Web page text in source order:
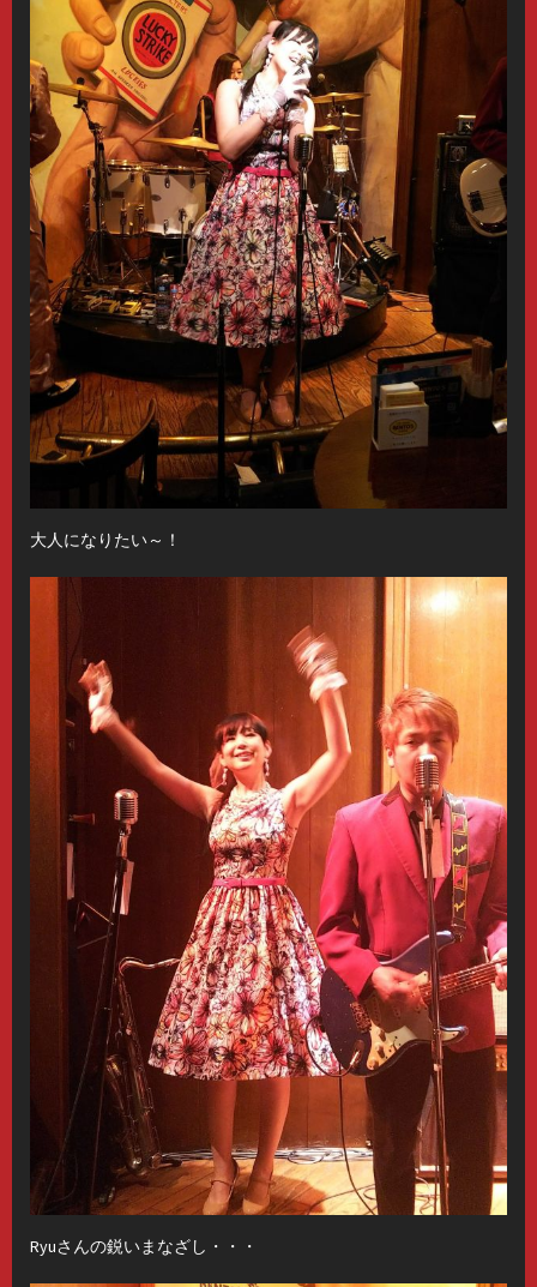
大人になりたい～！
Ryuさんの鋭いまなざし・・・